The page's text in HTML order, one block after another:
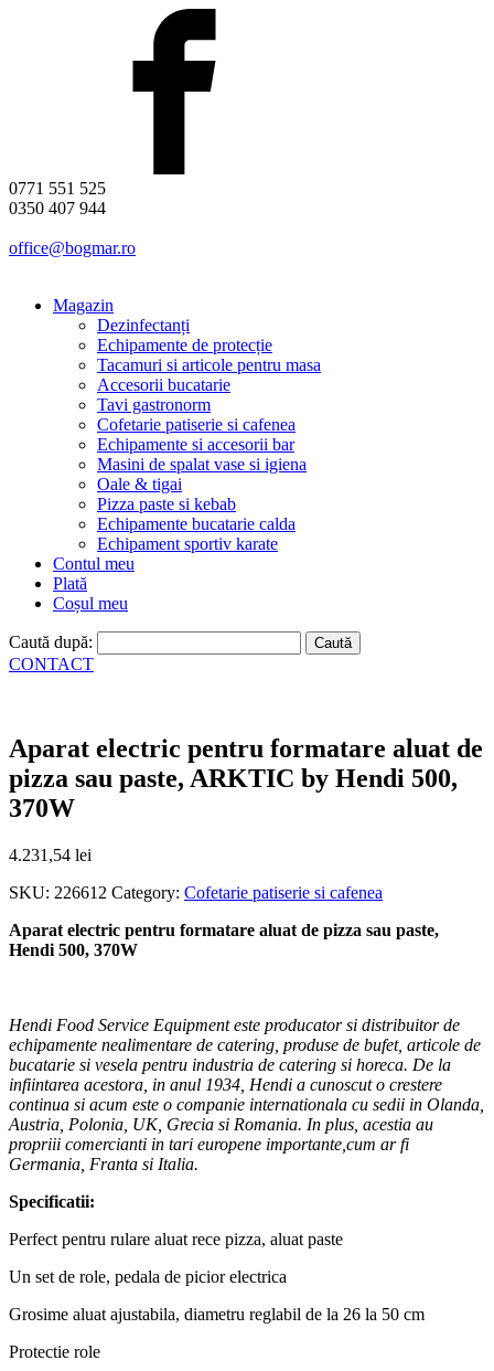
0771 551 525
0350 407 944
office@bogmar.ro
Magazin
Dezinfectanți
Echipamente de protecție
Tacamuri si articole pentru masa
Accesorii bucatarie
Tavi gastronorm
Cofetarie patiserie si cafenea
Echipamente si accesorii bar
Masini de spalat vase si igiena
Oale & tigai
Pizza paste si kebab
Echipamente bucatarie calda
Echipament sportiv karate
Contul meu
Plată
Coșul meu
Caută după:
CONTACT
Aparat electric pentru formatare aluat de
pizza sau paste, ARKTIC by Hendi 500,
370W
4.231,54 lei
SKU: 226612 Category: Cofetarie patiserie si cafenea
Aparat electric pentru formatare aluat de pizza sau paste,
Hendi 500, 370W
Hendi Food Service Equipment este producator si distribuitor de
echipamente nealimentare de catering, produse de bufet, articole de
bucatarie si vesela pentru industria de catering si horeca. De la
infiintarea acestora, in anul 1934, Hendi a cunoscut o crestere
continua si acum este o companie internationala cu sedii in Olanda,
Austria, Polonia, UK, Grecia si Romania. In plus, acestia au
propriii comercianti in tari europene importante,cum ar fi
Germania, Franta si Italia.
Specificatii:
Perfect pentru rulare aluat rece pizza, aluat paste
Un set de role, pedala de picior electrica
Grosime aluat ajustabila, diametru reglabil de la 26 la 50 cm
Protectie role